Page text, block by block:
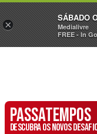
Sábado
PASSATEMPOS
DESCUBRA OS NOVOS
×
SÁBADO
Medialivre
FREE - In